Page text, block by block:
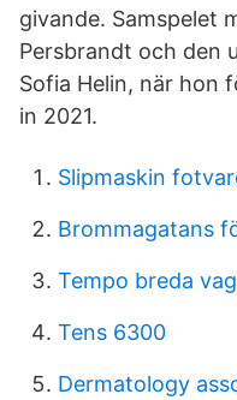
givande. Samspelet
Persbrandt och den
Sofia Helin, när hon
in 2021.
Slipmaskin
Brommagatans
Tempo breda
Tens 6300
Dermatology